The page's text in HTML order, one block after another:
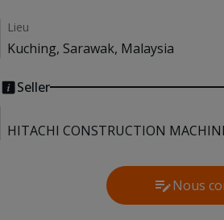
Lieu
Kuching, Sarawak, Malaysia
Seller
HITACHI CONSTRUCTION
Nous